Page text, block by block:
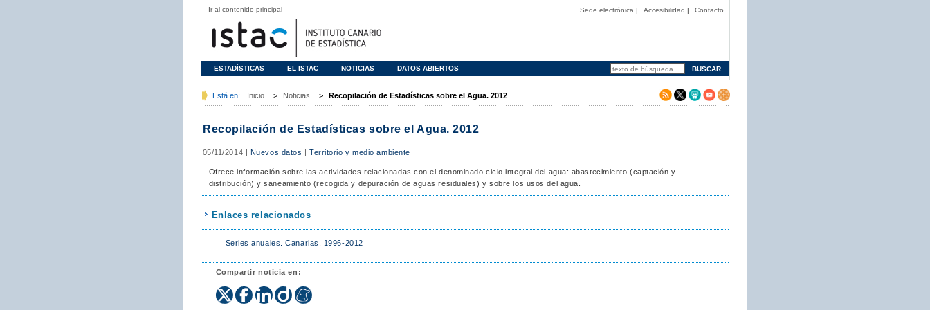
Ir al contenido principal Sede electrónica | Accesibilidad | Contacto
ESTADÍSTICAS EL ISTAC NOTICIAS DATOS ABIERTOS
Está en: Inicio > Noticias > Recopilación de Estadísticas sobre el Agua. 2012
Recopilación de Estadísticas sobre el Agua. 2012
05/11/2014 | Nuevos datos |Territorio y medio ambiente
Ofrece información sobre las actividades relacionadas con el denominado ciclo integral del agua: abastecimiento (captación y
distribución) y saneamiento (recogida y depuración de aguas residuales) y sobre los usos del agua.
Enlaces relacionados
Series anuales. Canarias. 1996-2012
Compartir noticia en: